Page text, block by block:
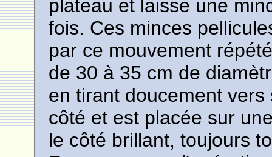
plateau et laisse une
fois. Ces minces
par ce mouvement
de 30 à 35 cm de
en tirant doucement
côté et est placée sur
le côté brillant, toujours